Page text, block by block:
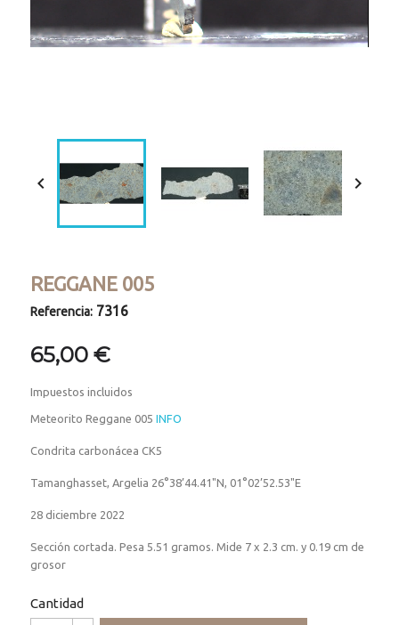
 
REGGANE 005
Referencia: 7316
65,00 €
Impuestos incluidos
Meteorito Reggane 005INFO
Condrita carbonácea CK5
Tamanghasset, Argelia 26°38’44.41"N, 01°02’52.53"E
28 diciembre 2022
Sección cortada. Pesa 5.51 gramos. Mide 7 x 2.3 cm. y 0.19 cm de
grosor
Cantidad